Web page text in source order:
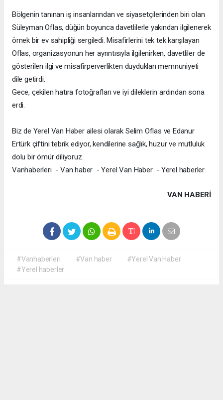
Bölgenin tanınan iş insanlarından ve siyasetçilerinden biri olan
Süleyman Oflas, düğün boyunca davetlilerle yakından ilgilenerek
örnek bir ev sahipliği sergiledi. Misafirlerini tek tek karşılayan
Oflas, organizasyonun her ayrıntısıyla ilgilenirken, davetliler de
gösterilen ilgi ve misafirperverlikten duydukları memnuniyeti
dile getirdi.
Gece, çekilen hatıra fotoğrafları ve iyi dileklerin ardından sona
erdi.
Biz de Yerel Van Haber ailesi olarak Selim Oflas ve Edanur
Ertürk çiftini tebrik ediyor, kendilerine sağlık, huzur ve mutluluk
dolu bir ömür diliyoruz.
Vanhaberleri - Van haber - Yerel Van Haber - Yerel haberler
VAN HABERİ
#Vanhaberleri #Van haber
#Yerel Van Haber
#Yerel haberler